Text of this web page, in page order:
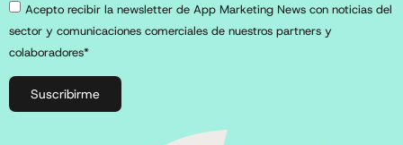
Acepto recibir la newsletter de App Marketing News con noticias del
sector y comunicaciones comerciales de nuestros partners y
colaboradores*
Suscribirme